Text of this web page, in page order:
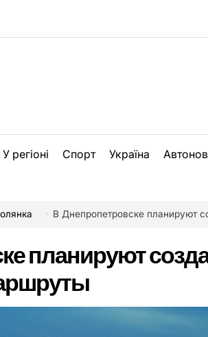
У регіоні Спорт Україна
В Днепропетровске планируют
планируют